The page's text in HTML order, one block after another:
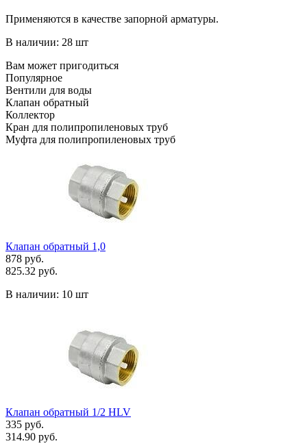
Применяются в качестве запорной арматуры.
В наличии: 28 шт
Вам может пригодиться
Популярное
Вентили для воды
Клапан обратный
Коллектор
Кран для полипропиленовых труб
Муфта для полипропиленовых труб
Клапан обратный 1,0
878 руб.
825.32 руб.
В наличии: 10 шт
Клапан обратный 1/2 HLV
335 руб.
314.90 руб.